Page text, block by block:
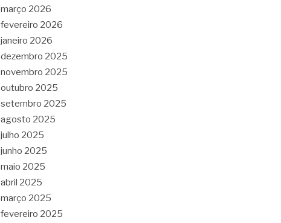
março 2026
fevereiro 2026
janeiro 2026
dezembro 2025
novembro 2025
outubro 2025
setembro 2025
agosto 2025
julho 2025
junho 2025
maio 2025
abril 2025
março 2025
fevereiro 2025